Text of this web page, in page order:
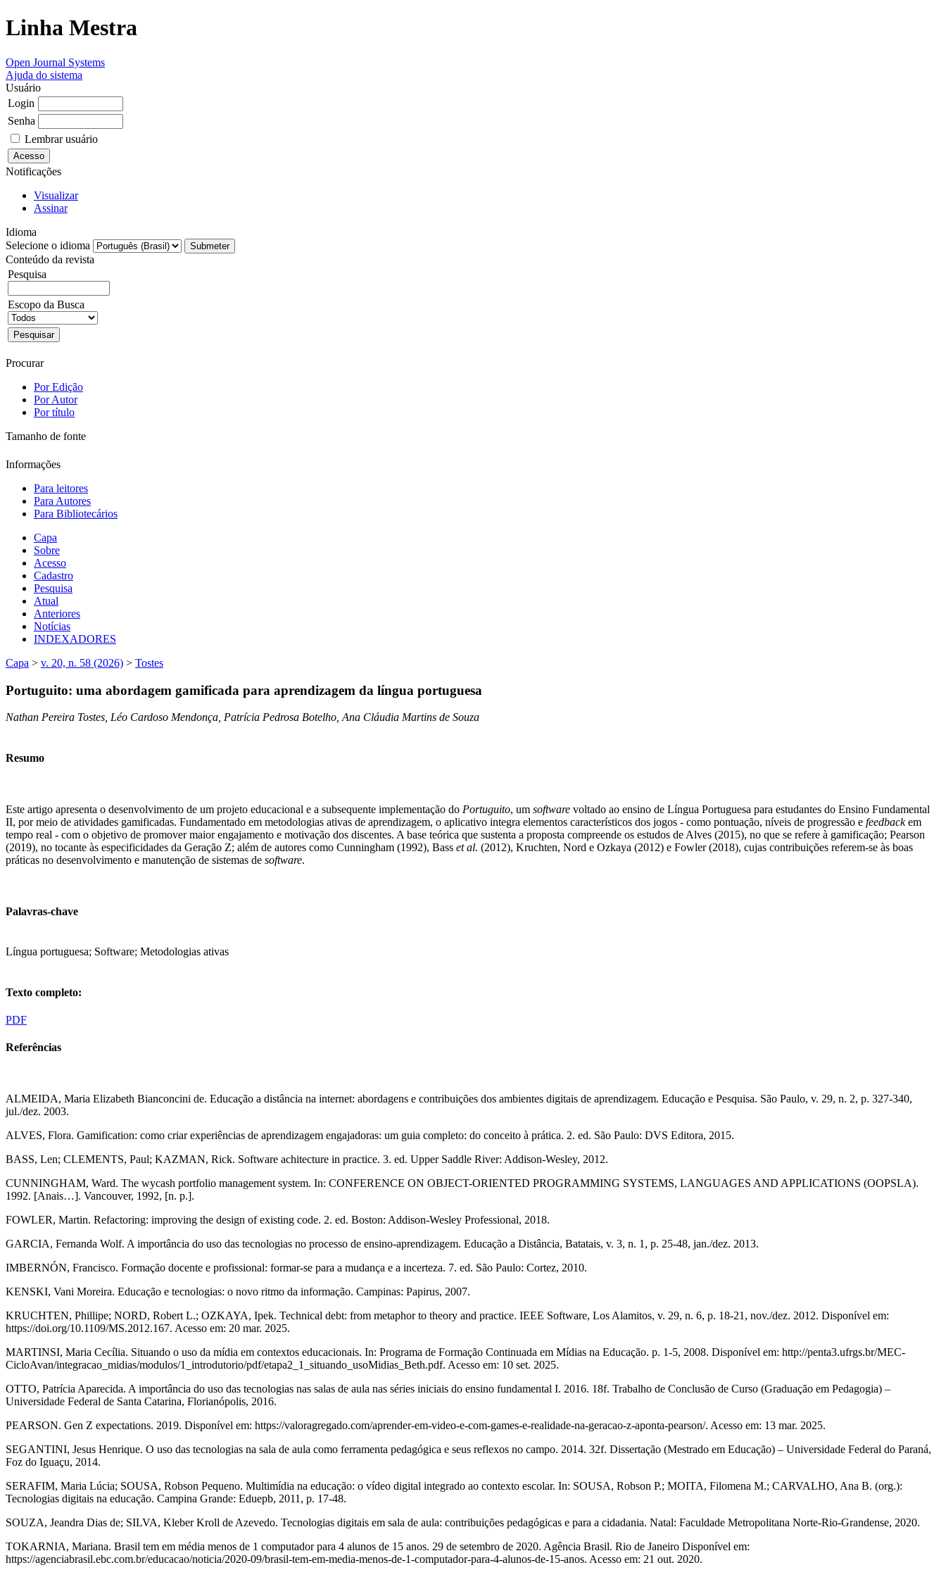
Linha Mestra
Open Journal Systems
Ajuda do sistema
Usuário
Login
Senha
Lembrar usuário
Notificações
Visualizar
Assinar
Idioma
Selecione o idioma
Conteúdo da revista
Pesquisa
Escopo da Busca
Procurar
Por Edição
Por Autor
Por título
Tamanho de fonte
Informações
Para leitores
Para Autores
Para Bibliotecários
Capa
Sobre
Acesso
Cadastro
Pesquisa
Atual
Anteriores
Notícias
INDEXADORES
Capa > v. 20, n. 58 (2026) > Tostes
Portuguito: uma abordagem gamificada para aprendizagem da língua portuguesa
Nathan Pereira Tostes, Léo Cardoso Mendonça, Patrícia Pedrosa Botelho, Ana Cláudia Martins de Souza
Resumo
Este artigo apresenta o desenvolvimento de um projeto educacional e a subsequente implementação do Portuguito, um software voltado ao ensino de Língua Portuguesa para estudantes do Ensino Fundamental
II, por meio de atividades gamificadas. Fundamentado em metodologias ativas de aprendizagem, o aplicativo integra elementos característicos dos jogos - como pontuação, níveis de progressão e feedbackem
tempo real - com o objetivo de promover maior engajamento e motivação dos discentes. A base teórica que sustenta a proposta compreende os estudos de Alves (2015), no que se refere à gamificação; Pearson
(2019), no tocante às especificidades da Geração Z; além de autores como Cunningham (1992), Bass et al. (2012), Kruchten, Nord e Ozkaya (2012) e Fowler (2018), cujas contribuições referem-se às boas
práticas no desenvolvimento e manutenção de sistemas de software.
Palavras-chave
Língua portuguesa; Software; Metodologias ativas
Texto completo:
PDF
Referências
ALMEIDA, Maria Elizabeth Bianconcini de. Educação a distância na internet: abordagens e contribuições dos ambientes digitais de aprendizagem. Educação e Pesquisa. São Paulo, v. 29, n. 2, p. 327-340,
jul./dez. 2003.
ALVES, Flora. Gamification: como criar experiências de aprendizagem engajadoras: um guia completo: do conceito à prática. 2. ed. São Paulo: DVS Editora, 2015.
BASS, Len; CLEMENTS, Paul; KAZMAN, Rick. Software achitecture in practice. 3. ed. Upper Saddle River: Addison-Wesley, 2012.
CUNNINGHAM, Ward. The wycash portfolio management system. In: CONFERENCE ON OBJECT-ORIENTED PROGRAMMING SYSTEMS, LANGUAGES AND APPLICATIONS (OOPSLA).
1992. [Anais…]. Vancouver, 1992, [n. p.].
FOWLER, Martin. Refactoring: improving the design of existing code. 2. ed. Boston: Addison-Wesley Professional, 2018.
GARCIA, Fernanda Wolf. A importância do uso das tecnologias no processo de ensino-aprendizagem. Educação a Distância, Batatais, v. 3, n. 1, p. 25-48, jan./dez. 2013.
IMBERNÓN, Francisco. Formação docente e profissional: formar-se para a mudança e a incerteza. 7. ed. São Paulo: Cortez, 2010.
KENSKI, Vani Moreira. Educação e tecnologias: o novo ritmo da informação. Campinas: Papirus, 2007.
KRUCHTEN, Phillipe; NORD, Robert L.; OZKAYA, Ipek. Technical debt: from metaphor to theory and practice. IEEE Software, Los Alamitos, v. 29, n. 6, p. 18-21, nov./dez. 2012. Disponível em:
https://doi.org/10.1109/MS.2012.167. Acesso em: 20 mar. 2025.
MARTINSI, Maria Cecília. Situando o uso da mídia em contextos educacionais. In: Programa de Formação Continuada em Mídias na Educação. p. 1-5, 2008. Disponível em: http://penta3.ufrgs.br/MEC-
CicloAvan/integracao_midias/modulos/1_introdutorio/pdf/etapa2_1_situando_usoMidias_Beth.pdf. Acesso em: 10 set. 2025.
OTTO, Patrícia Aparecida. A importância do uso das tecnologias nas salas de aula nas séries iniciais do ensino fundamental I. 2016. 18f. Trabalho de Conclusão de Curso (Graduação em Pedagogia) –
Universidade Federal de Santa Catarina, Florianópolis, 2016.
PEARSON. Gen Z expectations. 2019. Disponível em: https://valoragregado.com/aprender-em-video-e-com-games-e-realidade-na-geracao-z-aponta-pearson/. Acesso em: 13 mar. 2025.
SEGANTINI, Jesus Henrique. O uso das tecnologias na sala de aula como ferramenta pedagógica e seus reflexos no campo. 2014. 32f. Dissertação (Mestrado em Educação) – Universidade Federal do Paraná,
Foz do Iguaçu, 2014.
SERAFIM, Maria Lúcia; SOUSA, Robson Pequeno. Multimídia na educação: o vídeo digital integrado ao contexto escolar. In: SOUSA, Robson P.; MOITA, Filomena M.; CARVALHO, Ana B. (org.):
Tecnologias digitais na educação. Campina Grande: Eduepb, 2011, p. 17-48.
SOUZA, Jeandra Dias de; SILVA, Kleber Kroll de Azevedo. Tecnologias digitais em sala de aula: contribuições pedagógicas e para a cidadania. Natal: Faculdade Metropolitana Norte-Rio-Grandense, 2020.
TOKARNIA, Mariana. Brasil tem em média menos de 1 computador para 4 alunos de 15 anos. 29 de setembro de 2020. Agência Brasil. Rio de Janeiro Disponível em:
https://agenciabrasil.ebc.com.br/educacao/noticia/2020-09/brasil-tem-em-media-menos-de-1-computador-para-4-alunos-de-15-anos. Acesso em: 21 out. 2020.